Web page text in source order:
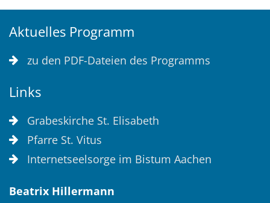
Aktuelles Programm
zu den PDF-Dateien des Programms
Links
Grabeskirche St. Elisabeth
Pfarre St. Vitus
Internetseelsorge im Bistum Aachen
Beatrix Hillermann